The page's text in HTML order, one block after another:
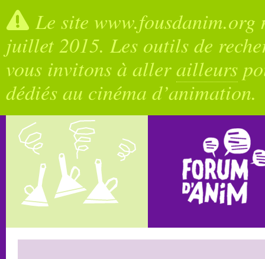
Le site
juillet 2015. Les outils de
vous invitons à allerailleurs
dédiés au cinéma d’animation.